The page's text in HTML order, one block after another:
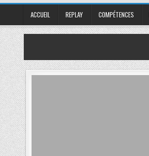
ACCUEIL REPLAY COMPÉTENCES